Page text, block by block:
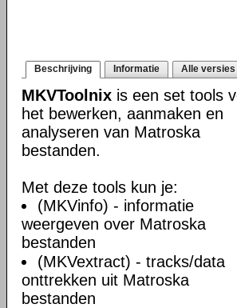
Beschrijving Informatie Alle versies
MKVToolnix is een set tools
het bewerken, aanmaken en
analyseren van Matroska
bestanden.
Met deze tools kun je:
(MKVinfo) - informatie
weergeven over Matroska
bestanden
(MKVextract) - tracks/data
onttrekken uit Matroska
bestanden